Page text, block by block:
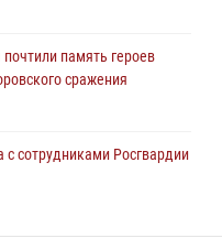
память героев
сражения
сотрудниками Росгвардии